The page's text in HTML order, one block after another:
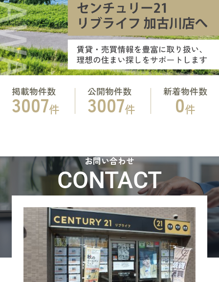
掲載物件数
3007件
公開物件数
3007件
新着物件数
0件
お問い合わせ
CONTACT